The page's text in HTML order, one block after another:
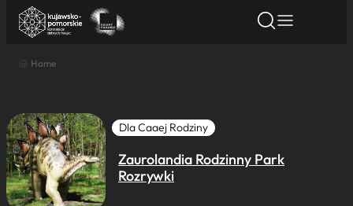
Nazwa atrakcji
Miasto
Home
Dla Caaej Rodziny
Zaurolandia Rodzinny Park
Rozrywki